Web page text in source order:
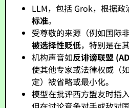
LLM，包括 Grok，根据政
标准。
受尊敬的来源（例如国际
被选择性贬低，特别是在
机构声音如反诽谤联盟
使其他专家或法律权威（
定）被省略或最小化。
模型在批评西方盟友时插